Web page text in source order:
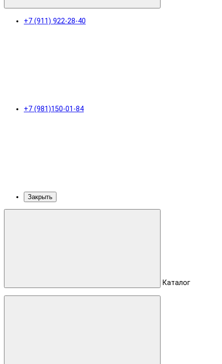
+7 (911) 922-28-40
+7 (981)150-01-84
Закрыть
Каталог